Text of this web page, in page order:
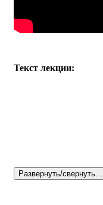
Текст лекции:
Развернуть/свернуть…